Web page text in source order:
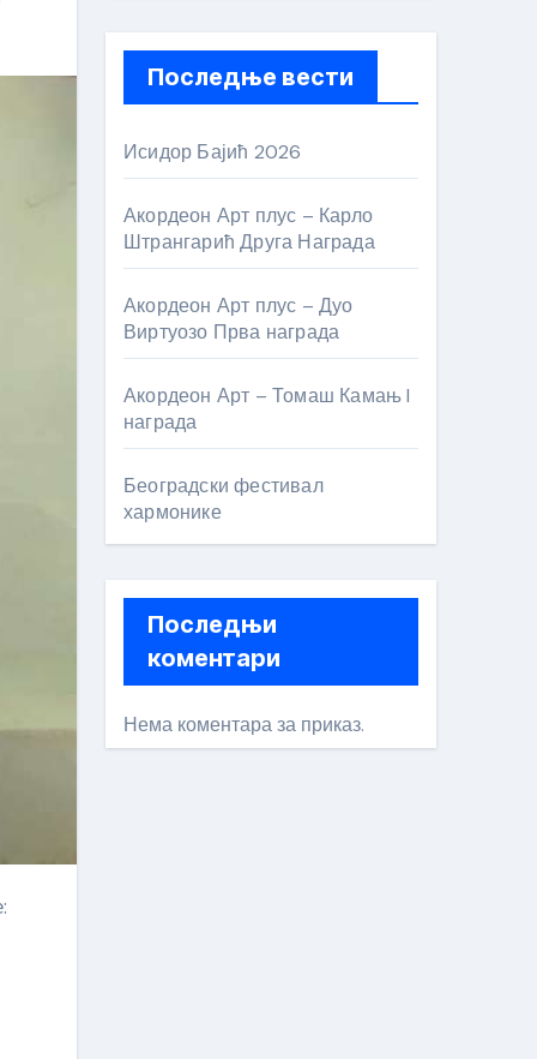
Последње вести
Исидор Бајић 2026
Акордеон Арт плус – Карло
Штрангарић Друга Награда
Акордеон Арт плус – Дуо
Виртуозо Прва награда
Акордеон Арт – Томаш Камањ I
награда
Београдски фестивал
хармонике
Последњи
коментари
Нема коментара за приказ.